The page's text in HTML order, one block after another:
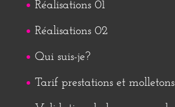
Réalisations 01
Réalisations 02
Qui suis-je?
Tarif prestations et molletons